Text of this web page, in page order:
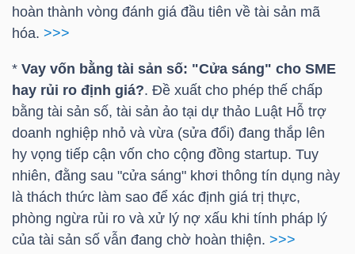
hoàn thành vòng đánh giá đầu tiên về tài sản mã
hóa. >>>
* Vay vốn bằng tài sản số: "Cửa sáng" cho SME
hay rủi ro định giá?. Đề xuất cho phép thế chấp
bằng tài sản số, tài sản ảo tại dự thảo Luật Hỗ trợ
doanh nghiệp nhỏ và vừa (sửa đổi) đang thắp lên
hy vọng tiếp cận vốn cho cộng đồng startup. Tuy
nhiên, đằng sau "cửa sáng" khơi thông tín dụng này
là thách thức làm sao để xác định giá trị thực,
phòng ngừa rủi ro và xử lý nợ xấu khi tính pháp lý
của tài sản số vẫn đang chờ hoàn thiện. >>>
XUẤT
DỮ
Ngành
(-)
VS-
SECTOR